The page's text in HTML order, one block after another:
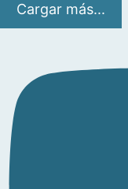
Cargar más...